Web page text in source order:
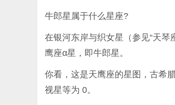
牛郎星属于什么星座?
在银河东岸与织女星（参见“天
鹰座α星，即牛郎星。
你看，这是天鹰座的星图，古希
视星等为 0。